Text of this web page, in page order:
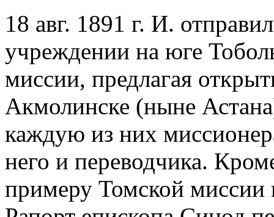
18 авг. 1891 г. И.
учреждении на юге
миссии, предлагая
Акмолинске (ныне
каждую из них
него и переводчика.
примеру Томской миссии